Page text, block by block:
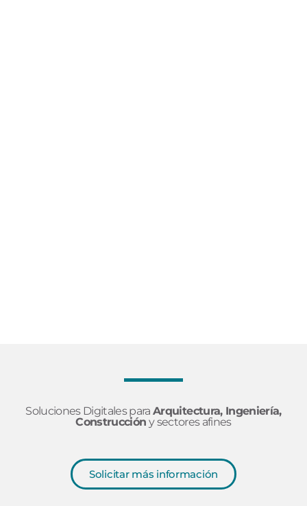
Soluciones Digitales paraArquitectura, Ingeniería,
Construcción y sectores afines
Solicitar más información